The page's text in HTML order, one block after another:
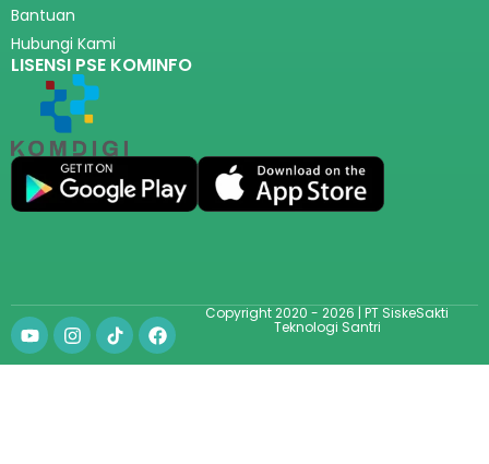
Bantuan
Hubungi Kami
LISENSI PSE KOMINFO
Copyright 2020 - 2026 | PT SiskeSakti
Teknologi Santri